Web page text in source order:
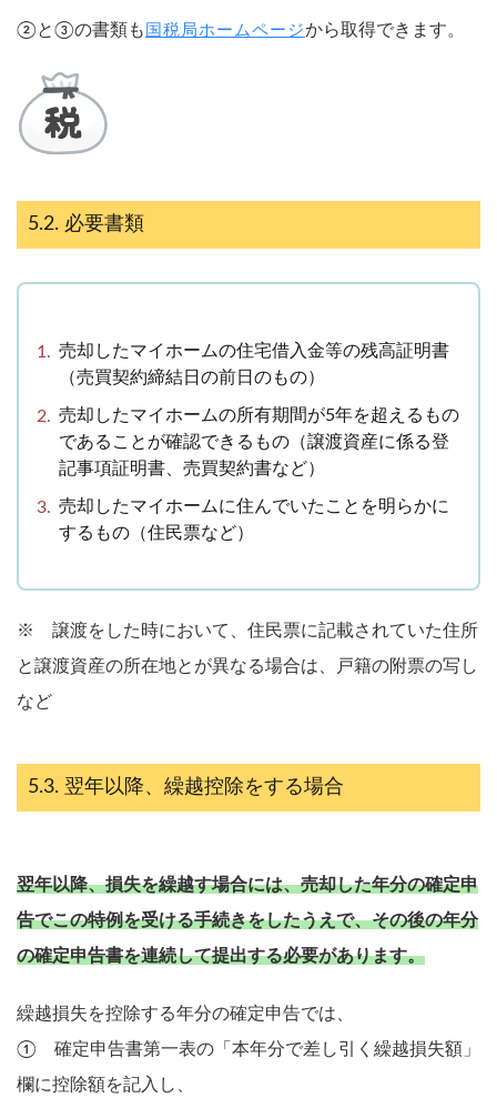
②と③の書類も 国税局ホームページから取得できます。
必要書類
売却したマイホームの住宅借入金等の残高証明書
（売買契約締結日の前日のもの）
売却したマイホームの所有期間が5年を超えるもの
であることが確認できるもの（譲渡資産に係る登
記事項証明書、売買契約書など）
売却したマイホームに住んでいたことを明らかに
するもの（住民票など）
※ 譲渡をした時において、住民票に記載されていた住所
と譲渡資産の所在地とが異なる場合は、戸籍の附票の写し
など
翌年以降、繰越控除をする場合
翌年以降、損失を繰越す場合には、売却した年分の確定申
告でこの特例を受ける手続きをしたうえで、その後の年分
の確定申告書を連続して提出する必要があります。
繰越損失を控除する年分の確定申告では、
① 確定申告書第一表の「本年分で差し引く繰越損失額」
欄に控除額を記入し、